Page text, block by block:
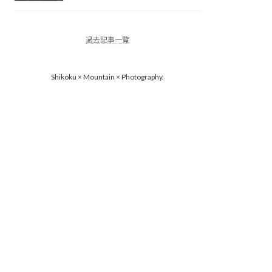
過去記事一覧
Shikoku × Mountain × Photography.